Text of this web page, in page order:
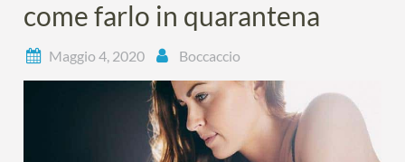
come farlo in quarantena
Maggio 4, 2020 Boccaccio